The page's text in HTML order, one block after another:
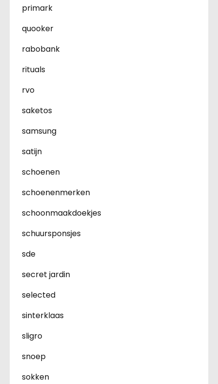
primark
quooker
rabobank
rituals
rvo
saketos
samsung
satijn
schoenen
schoenenmerken
schoonmaakdoekjes
schuursponsjes
sde
secret jardin
selected
sinterklaas
sligro
snoep
sokken